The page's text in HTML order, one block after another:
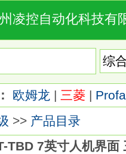
凌控自动化科技有
欧姆龙 | 三菱 |
>> 产品目录
TBD 7英寸人机界面